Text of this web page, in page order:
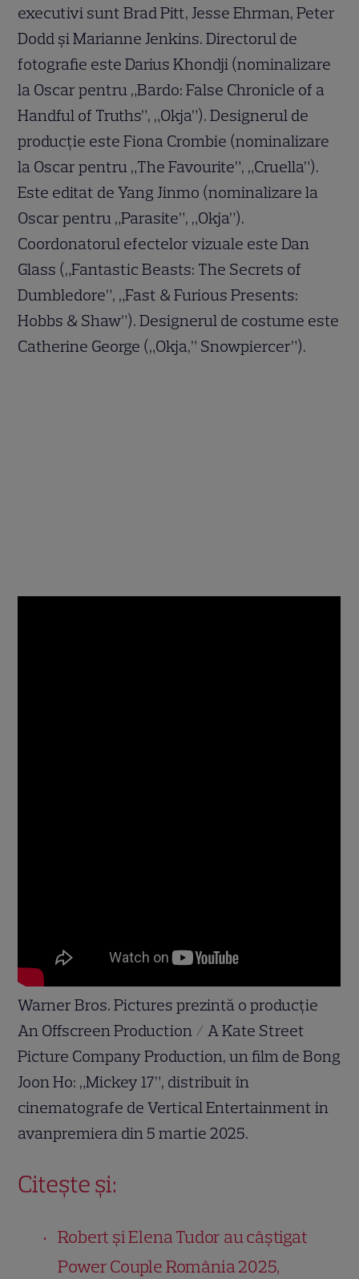
executivi sunt Brad Pitt, Jesse Ehrman, Peter
Dodd și Marianne Jenkins. Directorul de
fotografie este Darius Khondji (nominalizare
la Oscar pentru „Bardo: False Chronicle of a
Handful of Truths”, „Okja”). Designerul de
producție este Fiona Crombie (nominalizare
la Oscar pentru „The Favourite”, „Cruella”).
Este editat de Yang Jinmo (nominalizare la
Oscar pentru „Parasite”, „Okja”).
Coordonatorul efectelor vizuale este Dan
Glass („Fantastic Beasts: The Secrets of
Dumbledore”, „Fast & Furious Presents:
Hobbs & Shaw”). Designerul de costume este
Catherine George („Okja,” Snowpiercer”).
Warner Bros. Pictures prezintă o producție
An Offscreen Production / A Kate Street
Picture Company Production, un film de Bong
Joon Ho: „Mickey 17”, distribuit în
cinematografe de Vertical Entertainment in
avanpremiera din 5 martie 2025.
Citește și:
Robert și Elena Tudor au câștigat
Power Couple România 2025,